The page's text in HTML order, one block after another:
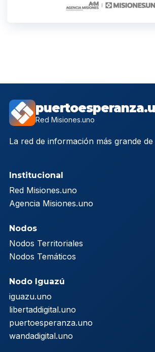
Red Misiones.uno
La red de información más grande de
Institucional
Red Misiones.uno
Agencia Misiones.uno
Nodos
Nodos Territoriales
Nodos Temáticos
Nodo Iguazú
iguazu.uno
libertaddigital.uno
puertoesperanza.uno
wandadigital.uno